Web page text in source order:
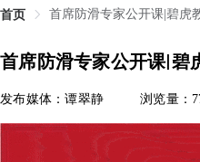
首页 首席防滑专家公开课|碧虎
首席防滑专家公开课|碧
发布媒体：谭翠静 浏览量：